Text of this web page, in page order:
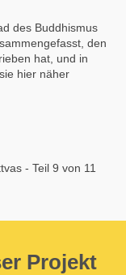
des Buddhismus
den
hat, und in
hier näher
- Teil 9 von 11
Projekt